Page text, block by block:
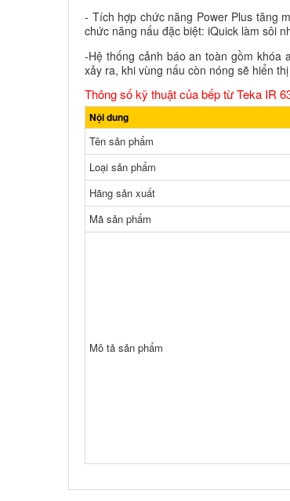
- Tích hợp chức năng Power Plus tăng
chức năng nấu đặc biệt: iQuick làm sôi
-Hệ thống cảnh báo an toàn gồm khóa
xảy ra, khi vùng nấu còn nóng sẽ hiển
Thông số kỹ thuật của bếp từ Teka IR
Nội dung
Tên sản phẩm
Loại sản phẩm
Hãng sản xuất
Mã sản phẩm
Mô tả sản phẩm